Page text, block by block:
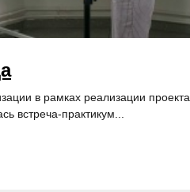
в рамках реализации проекта
встреча-практикум...